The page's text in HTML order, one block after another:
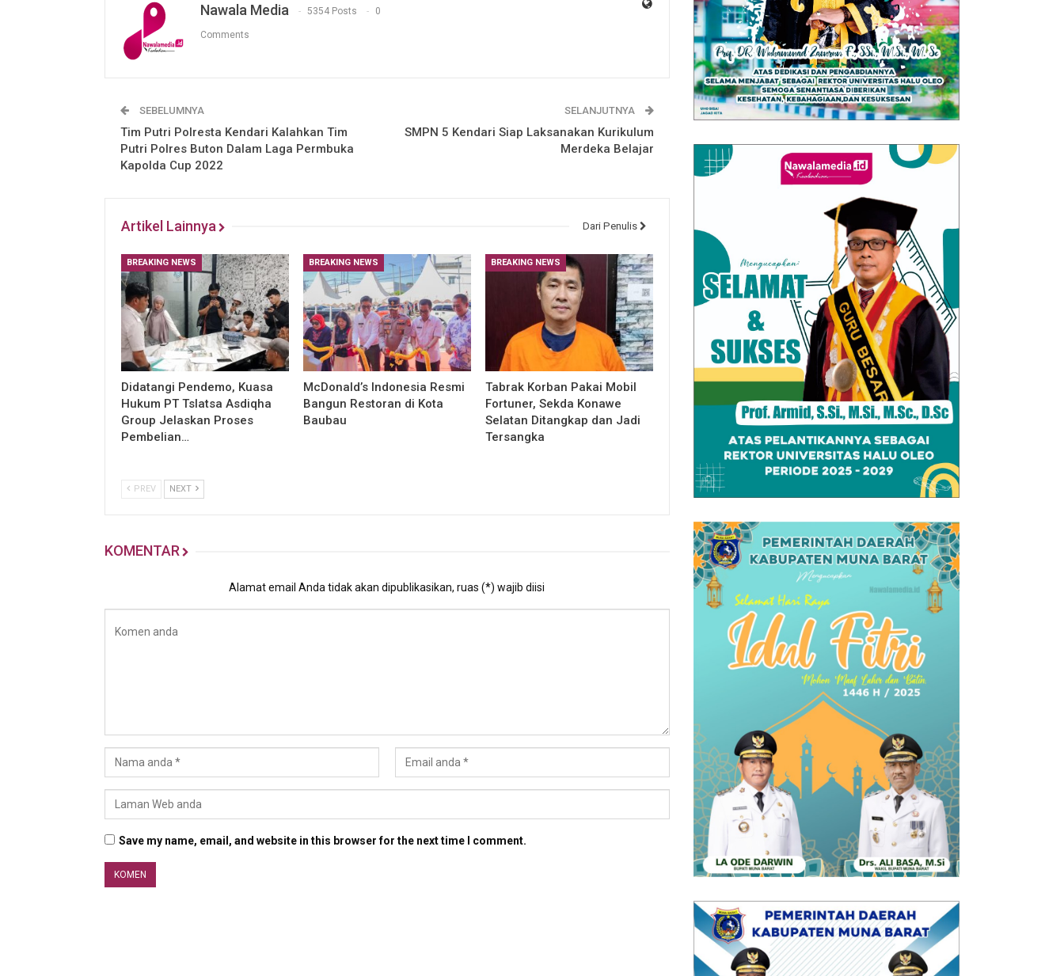
Nawala Media 5354 Posts 0
Comments
SEBELUMNYA
Tim Putri Polresta Kendari Kalahkan Tim
Putri Polres Buton Dalam Laga Permbuka
Kapolda Cup 2022
SELANJUTNYA
SMPN 5 Kendari Siap Laksanakan Kurikulum
Merdeka Belajar
Artikel Lainnya Dari Penulis
BREAKING NEWS
Didatangi Pendemo, Kuasa
Hukum PT Tslatsa Asdiqha
Group Jelaskan Proses
Pembelian…
BREAKING NEWS
McDonald’s Indonesia Resmi
Bangun Restoran di Kota
Baubau
BREAKING NEWS
Tabrak Korban Pakai Mobil
Fortuner, Sekda Konawe
Selatan Ditangkap dan Jadi
Tersangka
PREV NEXT
KOMENTAR
Alamat email Anda tidak akan dipublikasikan, ruas (*) wajib diisi
Save my name, email, and website in this browser for the next time I comment.